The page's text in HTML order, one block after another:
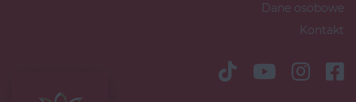
Dane osobowe
Kontakt